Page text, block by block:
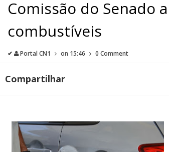
Comissão do Senado
combustíveis
✔ Portal CN1 on 15:46 0 Comment
Compartilhar